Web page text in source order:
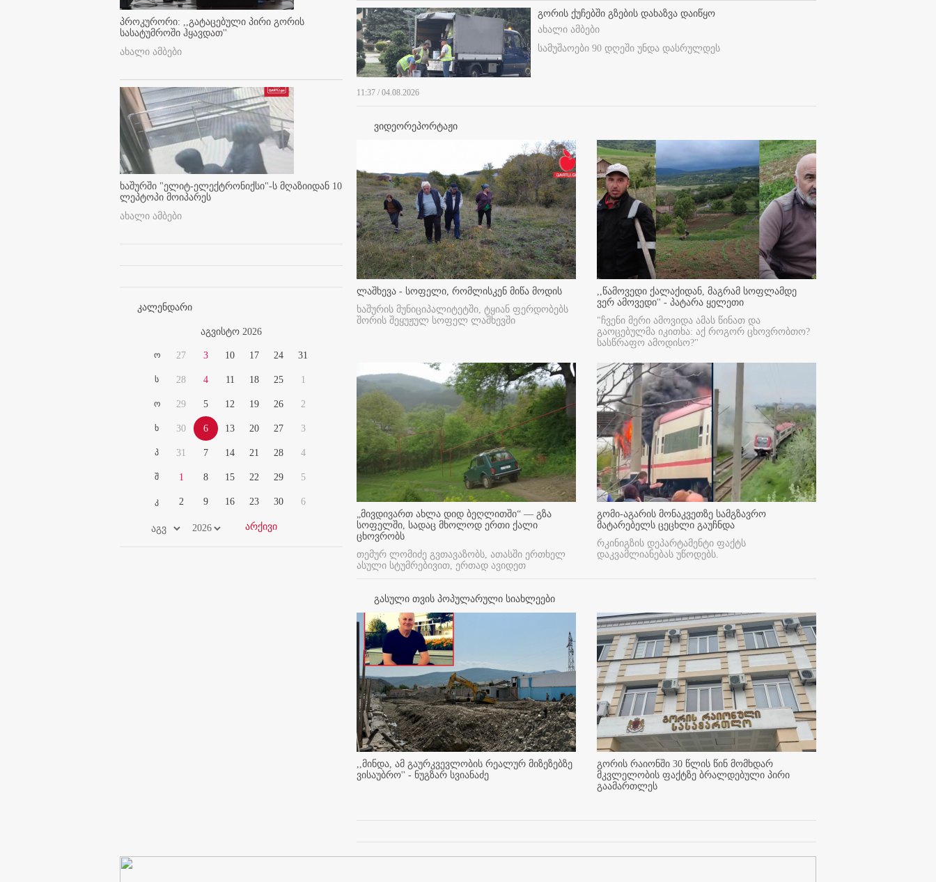
პროკურორი: ,,გატაცებული პირი გორის
სასატუმროში ჰყავდათ''
ახალი ამბები
ხაშურში "ელიტ-ელექტრონიქსი"-ს მღაზიიდან 10
ლეპტოპი მოიპარეს
ახალი ამბები
კალენდარი
აგვისტო 2026
ო
ს
ო
ხ
პ
შ
კ
27
28
29
30
31
1
2
3
4
5
6
7
8
9
10
11
12
13
14
15
16
17
18
19
20
21
22
23
24
25
26
27
28
29
30
31
1
2
3
4
5
6
გორის ქუჩებში გზების დახაზვა დაიწყო
ახალი ამბები
სამუშაოები 90 დღეში უნდა დასრულდეს
11:37 / 04.08.2026
ვიდეორეპორტაჟი
ლაშხევა - სოფელი, რომლისკენ მიწა მოდის
ხაშურის მუნიციპალიტეტში, ტყიან ფერდობებს
შორის შეყუჟულ სოფელ ლაშხევში
,,წამოვედი ქალაქიდან, მაგრამ სოფლამდე
ვერ ამოვედი'' - პატარა ყელეთი
"ჩვენი მერი ამოვიდა ამას წინათ და
გაოცებულმა იკითხა: აქ როგორ ცხოვრობთო?
სასწრაფო ამოდისო?"
„მივდივართ ახლა დიდ ბეღლითში“ — გზა
სოფელში, სადაც მხოლოდ ერთი ქალი
ცხოვრობს
თემურ ლომიძე გვთავაზობს, ათასში ერთხელ
ასული სტუმრებივით, ერთად ავიდეთ
გომი-აგარის მონაკვეთზე სამგზავრო
მატარებელს ცეცხლი გაუჩნდა
რკინიგზის დეპარტამენტი ფაქტს
დაკვამლიანებას უწოდებს.
გასული თვის პოპულარული სიახლეები
,,მინდა, ამ გაურკვევლობის რეალურ მიზეზებზე
ვისაუბრო'' - ნუგზარ სვიანაძე
გორის რაიონში 30 წლის წინ მომხდარ
მკვლელობის ფაქტზე ბრალდებული პირი
გაამართლეს